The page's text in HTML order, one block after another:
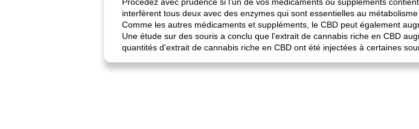
interfèrent tous deux avec des enzymes qui sont essentielles au
Comme les autres médicaments et suppléments, le CBD peut également
Une étude sur des souris a conclu que l'extrait de cannabis riche en CBD
quantités d'extrait de cannabis riche en CBD ont été injectées à certaines